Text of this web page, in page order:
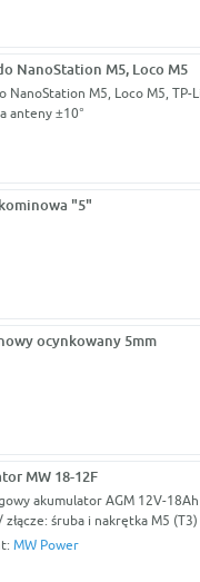
NanoStation M5, Loco M5
NanoStation M5, Loco M5, TP-
anteny ±10°
"5"
ocynkowany 5mm
MW 18-12F
akumulator AGM 12V-
złącze: śruba i nakrętka M5 (T3)
MW Power